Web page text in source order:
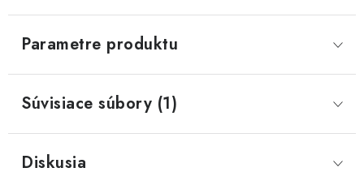
Parametre produktu
Súvisiace súbory (1)
Diskusia